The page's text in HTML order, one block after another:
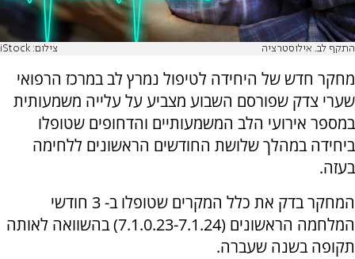
התקף לב. אילוסטרציה צילום: iStock
מחקר חדש של היחידה לטיפול נמרץ לב במרכז הרפואי
שערי צדק שפורסם השבוע מצביע על עלייה משמעותית
במספר אירועי הלב המשמעותיים והדחופים שטופלו
ביחידה במהלך שלושת החודשים הראשונים ללחימה
בעזה.
המחקר בדק את כלל המקרים שטופלו ב- 3 חודשי
המלחמה הראשונים (7.1.0.23-7.1.24) בהשוואה לאותה
תקופה בשנה שעברה.